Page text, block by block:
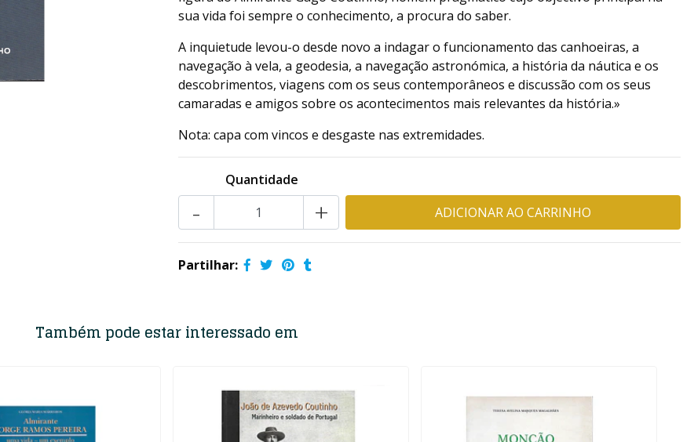
sua vida foi sempre o conhecimento, a procura do saber.
A inquietude levou-o desde novo a indagar o funcionamento das canhoeiras, a
navegação à vela, a geodesia, a navegação astronómica, a história da náutica e os
descobrimentos, viagens com os seus contemporâneos e discussão com os seus
camaradas e amigos sobre os acontecimentos mais relevantes da história.»
Nota: capa com vincos e desgaste nas extremidades.
Quantidade
+
-
Partilhar:
Também pode estar interessado em